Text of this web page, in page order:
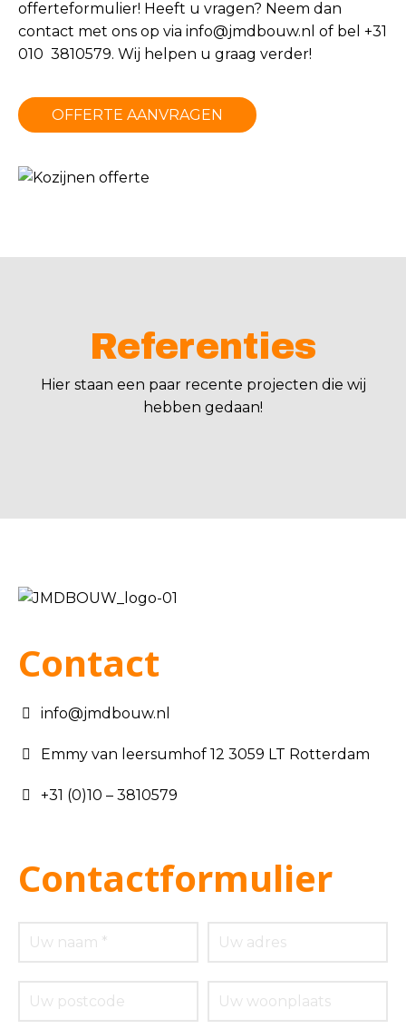
offerteformulier! Heeft u vragen? Neem dan
contact met ons op via info@jmdbouw.nl of bel +31
010 3810579. Wij helpen u graag verder!
OFFERTE AANVRAGEN
Referenties
Hier staan een paar recente projecten die wij
hebben gedaan!
Contact
info@jmdbouw.nl
Emmy van leersumhof 12 3059 LT Rotterdam
+31 (0)10 – 3810579
Contactformulier